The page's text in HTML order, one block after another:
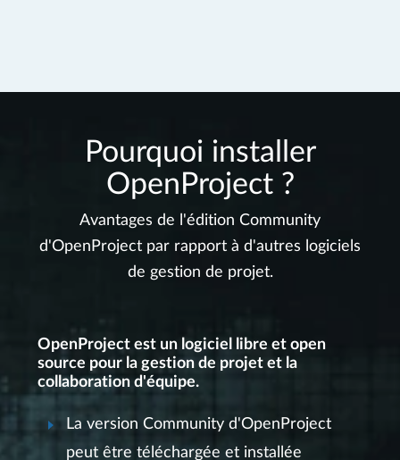
Pourquoi installer
OpenProject ?
Avantages de l'édition Community
d'OpenProject par rapport à d'autres logiciels
de gestion de projet.
OpenProject est un logiciel libre et open
source pour la gestion de projet et la
collaboration d'équipe.
La version Community d'OpenProject
peut être téléchargée et installée